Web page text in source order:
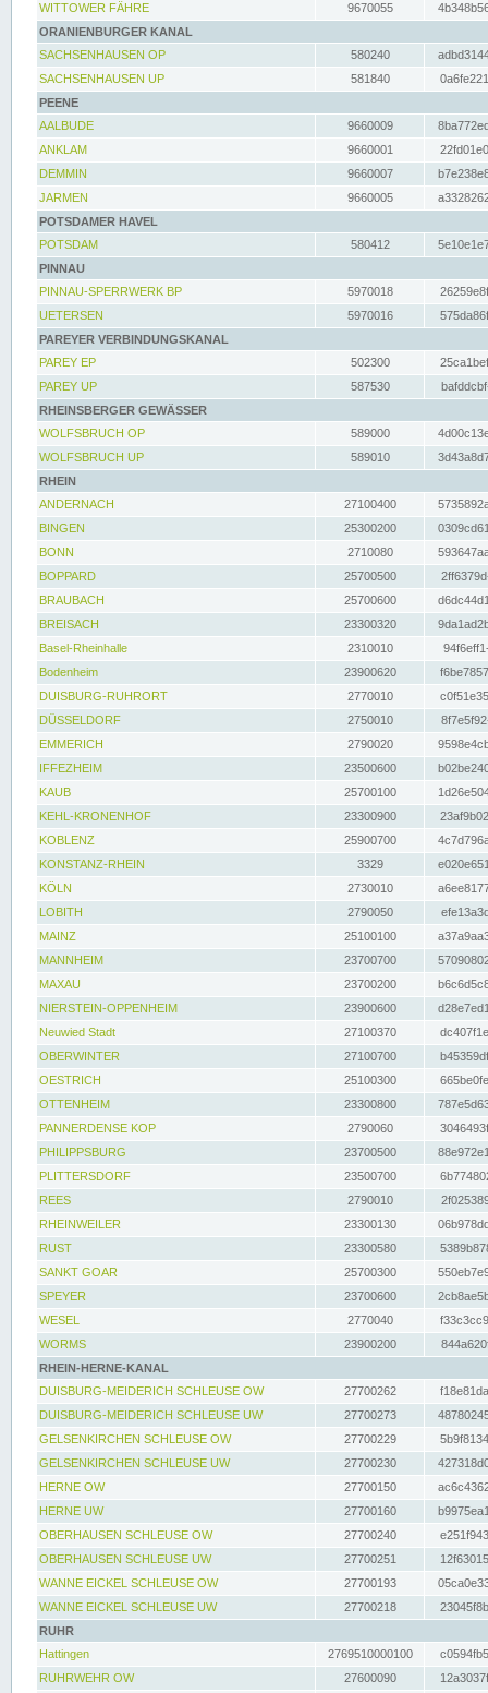
WITTOWER FÄHRE
9670055
ORANIENBURGER KANAL
SACHSENHAUSEN OP
580240
SACHSENHAUSEN UP
581840
PEENE
AALBUDE
9660009
ANKLAM
9660001
DEMMIN
9660007
JARMEN
9660005
POTSDAMER HAVEL
POTSDAM
580412
PINNAU
PINNAU-SPERRWERK BP
5970018
UETERSEN
5970016
PAREYER VERBINDUNGSKANAL
PAREY EP
502300
PAREY UP
587530
RHEINSBERGER GEWÄSSER
WOLFSBRUCH OP
589000
WOLFSBRUCH UP
589010
RHEIN
ANDERNACH
27100400
BINGEN
25300200
BONN
2710080
BOPPARD
25700500
BRAUBACH
25700600
BREISACH
23300320
Basel-Rheinhalle
2310010
Bodenheim
23900620
DUISBURG-RUHRORT
2770010
DÜSSELDORF
2750010
EMMERICH
2790020
IFFEZHEIM
23500600
KAUB
25700100
KEHL-KRONENHOF
23300900
KOBLENZ
25900700
KONSTANZ-RHEIN
3329
KÖLN
2730010
LOBITH
2790050
MAINZ
25100100
MANNHEIM
23700700
MAXAU
23700200
NIERSTEIN-OPPENHEIM
23900600
Neuwied Stadt
27100370
OBERWINTER
27100700
OESTRICH
25100300
OTTENHEIM
23300800
PANNERDENSE KOP
2790060
PHILIPPSBURG
23700500
PLITTERSDORF
23500700
REES
2790010
RHEINWEILER
23300130
RUST
23300580
SANKT GOAR
25700300
SPEYER
23700600
WESEL
2770040
WORMS
23900200
RHEIN-HERNE-KANAL
DUISBURG-MEIDERICH SCHLEUSE OW
27700262
DUISBURG-MEIDERICH SCHLEUSE UW
27700273
GELSENKIRCHEN SCHLEUSE OW
27700229
GELSENKIRCHEN SCHLEUSE UW
27700230
HERNE OW
27700150
HERNE UW
27700160
OBERHAUSEN SCHLEUSE OW
27700240
OBERHAUSEN SCHLEUSE UW
27700251
WANNE EICKEL SCHLEUSE OW
27700193
WANNE EICKEL SCHLEUSE UW
27700218
RUHR
Hattingen
2769510000100
RUHRWEHR OW
27600090